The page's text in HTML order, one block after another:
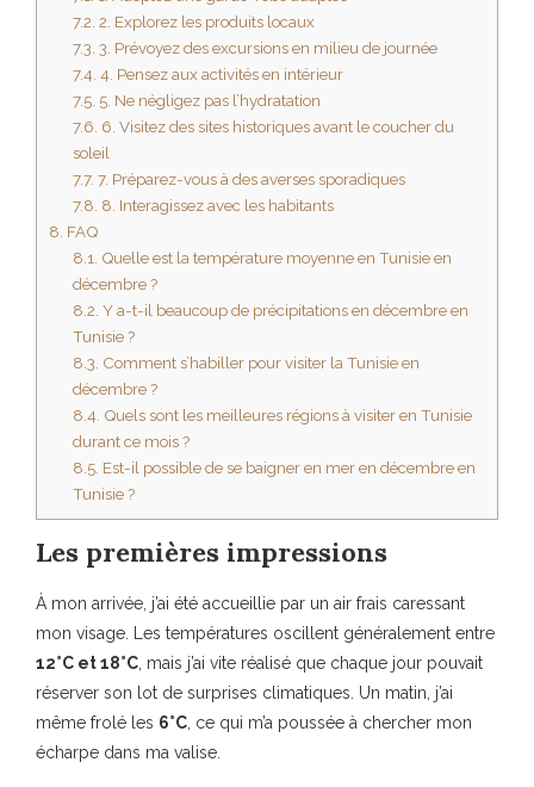
7.2. 2. Explorez les produits locaux
7.3. 3. Prévoyez des excursions en milieu de journée
7.4. 4. Pensez aux activités en intérieur
7.5. 5. Ne négligez pas l’hydratation
7.6. 6. Visitez des sites historiques avant le coucher du
soleil
7.7. 7. Préparez-vous à des averses sporadiques
7.8. 8. Interagissez avec les habitants
8. FAQ
8.1. Quelle est la température moyenne en Tunisie en
décembre ?
8.2. Y a-t-il beaucoup de précipitations en décembre en
Tunisie ?
8.3. Comment s’habiller pour visiter la Tunisie en
décembre ?
8.4. Quels sont les meilleures régions à visiter en Tunisie
durant ce mois ?
8.5. Est-il possible de se baigner en mer en décembre en
Tunisie ?
Les premières impressions
À mon arrivée, j’ai été accueillie par un air frais caressant
mon visage. Les températures oscillent généralement entre
12°C et 18°C, mais j’ai vite réalisé que chaque jour pouvait
réserver son lot de surprises climatiques. Un matin, j’ai
même frolé les 6°C, ce qui m’a poussée à chercher mon
écharpe dans ma valise.